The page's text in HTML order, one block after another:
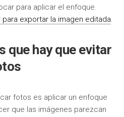
para aplicar el enfoque.
para exportar la imagen editada.
que hay que evitar
fotos es aplicar un enfoque
que las imágenes parezcan